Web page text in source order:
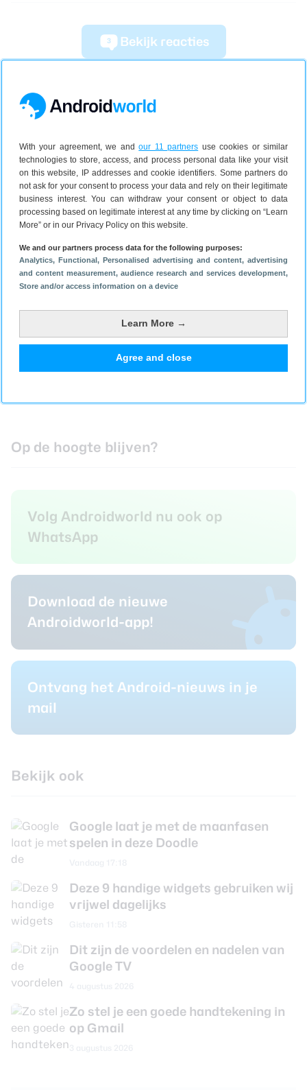
With your agreement, we andour 11 partners use cookies or similar
technologies to store, access, and process personal data like your visit
on this website, IP addresses and cookie identifiers. Some partners do
not ask for your consent to process your data and rely on their legitimate
business interest. You can withdraw your consent or object to data
processing based on legitimate interest at any time by clicking on “Learn
More” or in our Privacy Policy on this website.
We and our partners process data for the following purposes:
Analytics, Functional, Personalised advertising and content, advertising
and content measurement, audience research and services development,
Store and/or access information on a device
Learn More →
Agree and close
3 Bekijk reacties
Op de hoogte blijven?
Volg Androidworld nu ook op
WhatsApp
Download de nieuwe
Androidworld-app!
Ontvang het Android-nieuws in je
mail
Bekijk ook
Google laat je met de maanfasen
spelen in deze Doodle
Deze 9 handige widgets gebruiken wij
vrijwel dagelijks
Dit zijn de voordelen en nadelen van
Google TV
Zo stel je een goede handtekening in
op Gmail